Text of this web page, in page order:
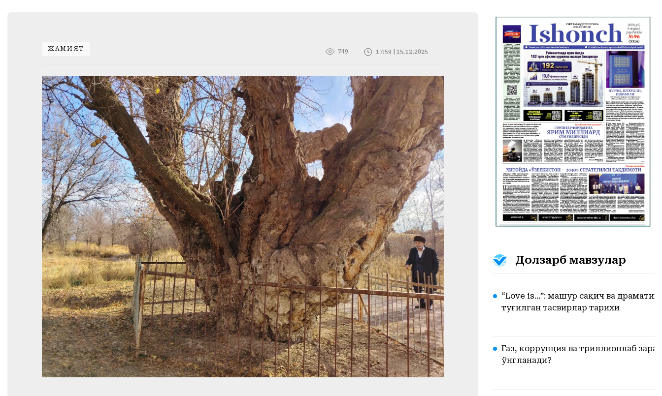
ЖАМИЯТ 749 17:59 | 15.12.2025
Долзарб мавзулар
“Love is…”: машҳур сақич ва драматик
туғилган тасвирлар тарихи
Газ, коррупция ва триллионлаб
ўнгланади?